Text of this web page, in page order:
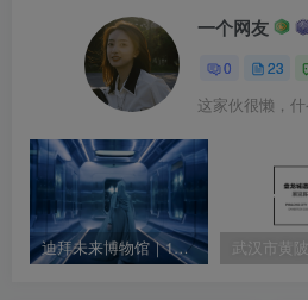
一个网友
0 23
这家伙很懒，
迪拜未来博物馆｜1080P｜MP4｜39.84M